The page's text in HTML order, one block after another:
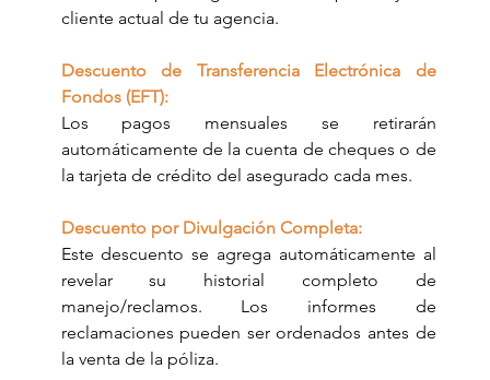
cliente actual de tu agencia.
Descuento de Transferencia Electrónica de
Fondos (EFT):
Los pagos mensuales se retirarán
automáticamente de la cuenta de cheques o de
la tarjeta de crédito del asegurado cada mes.
Descuento por Divulgación Completa:
Este descuento se agrega automáticamente al
revelar su historial completo de
manejo/reclamos. Los informes de
reclamaciones pueden ser ordenados antes de
la venta de la póliza.